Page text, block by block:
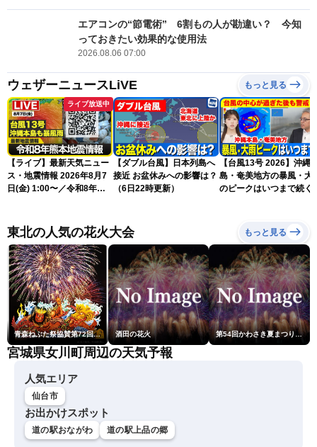
エアコンの“節電術” 6割もの人が勘違い？ 今知
っておきたい効果的な使用法
2026.08.06 07:00
ウェザーニュースLiVE もっと見る
ライブ放送中
【ライブ】最新天気ニュー
ス・地震情報 2026年8月7
日(金) 1:00〜／令和8年熊
スLiVE〉
【ダブル台風】日本列島へ
接近 お盆休みへの影響は？
（6日22時更新）
【台風13号 2026】沖縄
島・奄美地方の暴風・大
のピークはいつまで続く
東北の人気の花火大会 もっと見る
青森ねぶた祭協賛第72回青森花火大会 酒田の花火 第54回かわさき夏まつり花火大会「おらが自慢のでっかい花火」
宮城県女川町周辺の天気予報
人気エリア
仙台市
お出かけスポット
道の駅おながわ 道の駅上品の郷